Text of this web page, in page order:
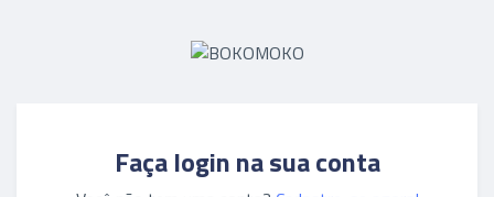
Faça login na sua conta